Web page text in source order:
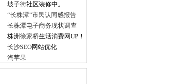
坡子街社区装修中。
“长株潭”市民认同感报告
长株潭电子商务现状调查
株洲徐家桥生活消费网UP！
长沙SEO网站优化
淘苹果